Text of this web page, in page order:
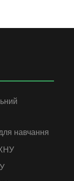
навчання